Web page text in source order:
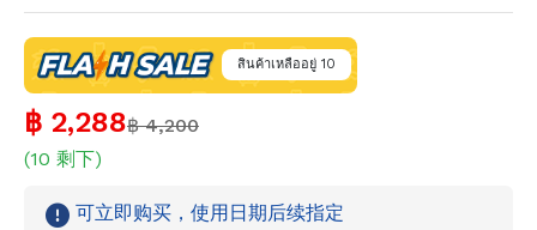
สินค้าเหลืออยู่ 10
฿ 2,288฿ 4,200
(10 剩下)
可立即购买，使用日期后续指定